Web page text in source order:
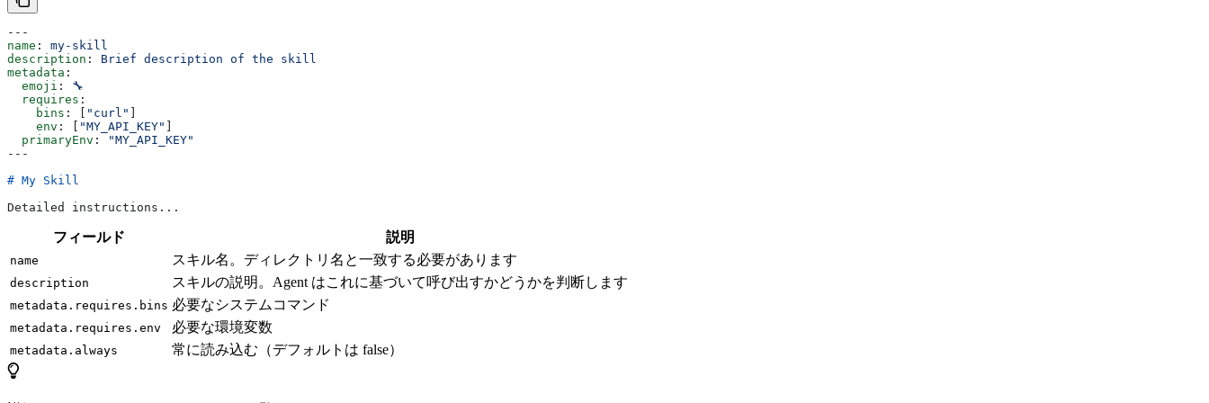
---
name : my-skill
description : Brief description of the skill
metadata :
  emoji
: 🔧
  requires
:
    bins
: [ "curl"
    env
: [ "MY_API_KEY"
  primaryEnv
:
"MY_API_KEY"
---
# My Skill
Detailed instructions...
フィールド 説明
name スキル名。ディレクトリ名と一致する必要があります
description スキルの説明。Agent はこれに基づいて呼び出すかどうかを判断します
metadata.requires.bins 必要なシステムコマンド
metadata.requires.env 必要な環境変数
metadata.always 常に読み込む（デフォルトは false）